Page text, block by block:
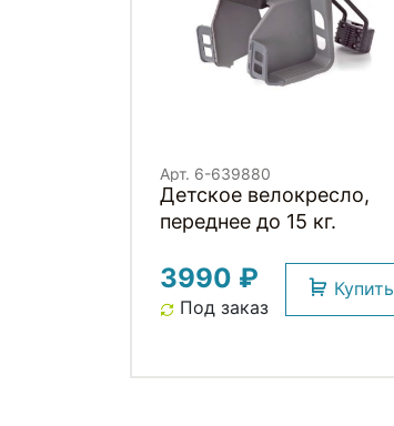
Арт. 6-639880
Детское велокресло,
переднее до 15 кг.
3990 ₽
Под заказ
Купить